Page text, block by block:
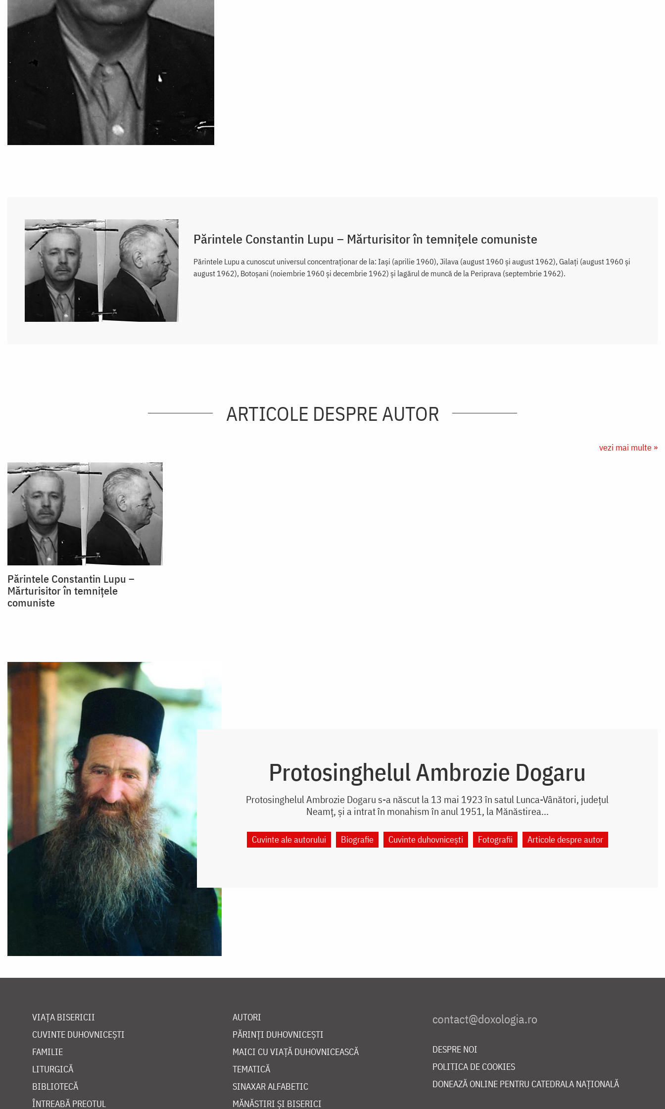
Părintele Constantin Lupu – Mărturisitor în temnițele comuniste
Părintele Lupu a cunoscut universul concentraționar de la: Iași (aprilie 1960), Jilava (august 1960 și august 1962), Galați (august 1960 și
august 1962), Botoșani (noiembrie 1960 și decembrie 1962) și lagărul de muncă de la Periprava (septembrie 1962).
ARTICOLE DESPRE AUTOR
vezi mai multe »
Părintele Constantin Lupu –
Mărturisitor în temnițele
comuniste
Protosinghelul Ambrozie Dogaru
Protosinghelul Ambrozie Dogaru s-a născut la 13 mai 1923 în satul Lunca-Vânători, județul
Neamț, și a intrat în monahism în anul 1951, la Mănăstirea...
Cuvinte ale autorului Biografie Cuvinte duhovnicești Fotografii Articole despre autor
VIAȚA BISERICII
CUVINTE DUHOVNICEȘTI
FAMILIE
LITURGICĂ
BIBLIOTECĂ
ÎNTREABĂ PREOTUL
AUTORI
PĂRINȚI DUHOVNICEȘTI
MAICI CU VIAȚĂ DUHOVNICEASCĂ
TEMATICĂ
SINAXAR ALFABETIC
MĂNĂSTIRI ȘI BISERICI
DESPRE NOI
POLITICA DE COOKIES
DONEAZĂ ONLINE PENTRU CATEDRALA NAȚIONALĂ